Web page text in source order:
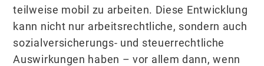
teilweise mobil zu arbeiten. Diese Entwicklung
kann nicht nur arbeitsrechtliche, sondern auch
sozialversicherungs- und steuerrechtliche
Auswirkungen haben – vor allem dann, wenn